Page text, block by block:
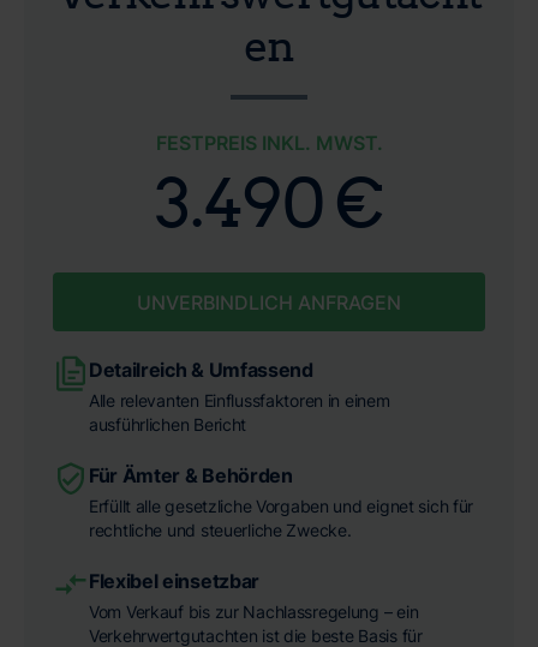
en
FESTPREIS INKL. MWST.
3.490 €
UNVERBINDLICH ANFRAGEN
Detailreich & Umfassend
Alle relevanten Einflussfaktoren in einem
ausführlichen Bericht
Für Ämter & Behörden
Erfüllt alle gesetzliche Vorgaben und eignet sich für
rechtliche und steuerliche Zwecke.
Flexibel einsetzbar
Vom Verkauf bis zur Nachlassregelung – ein
Verkehrwertgutachten ist die beste Basis für